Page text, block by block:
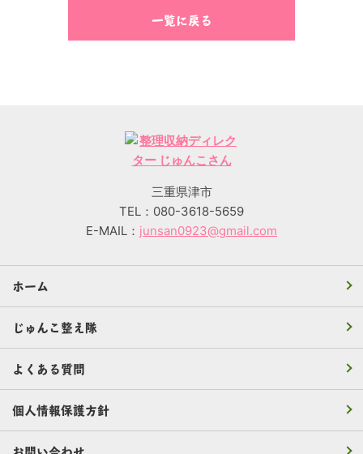
一覧に戻る
三重県津市
TEL：080-3618-5659
E-MAIL： junsan0923@gmail.com
ホーム
じゅんこ整え隊
よくある質問
個人情報保護方針